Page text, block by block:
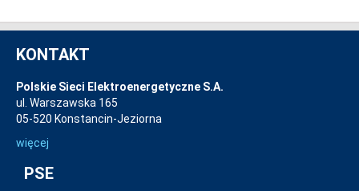
KONTAKT
Polskie Sieci Elektroenergetyczne S.A.
ul. Warszawska 165
05-520 Konstancin-Jeziorna
więcej
PSE